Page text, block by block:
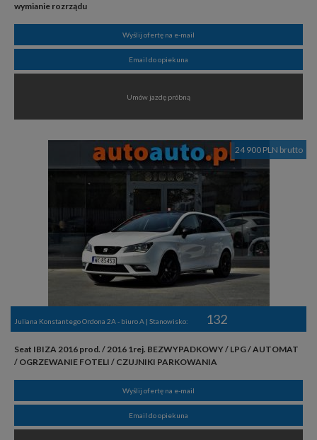
wymianie rozrządu
Wyślij ofertę na e-mail
Email do opiekuna
Umów jazdę próbną
24 900 PLN brutto
Juliana Konstantego Ordona 2A - biuro A | Stanowisko: 132
Seat IBIZA 2016 prod. / 2016 1rej. BEZWYPADKOWY / LPG / AUTOMAT
/ OGRZEWANIE FOTELI / CZUJNIKI PARKOWANIA
Wyślij ofertę na e-mail
Email do opiekuna